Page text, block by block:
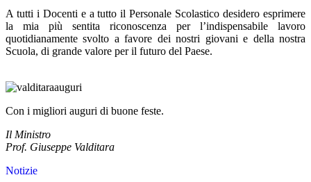
A tutti i Docenti e a tutto il Personale Scolastico desidero esprimere
la mia più sentita riconoscenza per l’indispensabile lavoro
quotidianamente svolto a favore dei nostri giovani e della nostra
Scuola, di grande valore per il futuro del Paese.
Con i migliori auguri di buone feste.
Il Ministro
Prof. Giuseppe Valditara
Notizie